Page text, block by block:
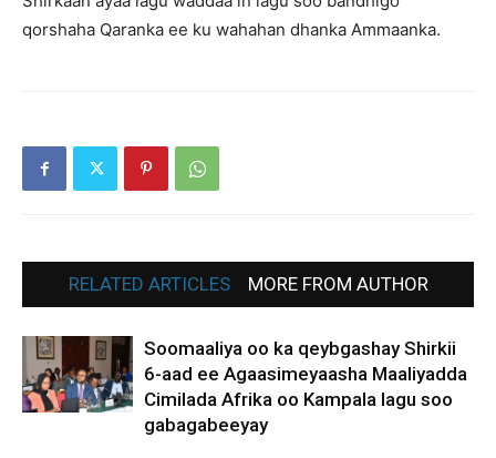
qorshaha Qaranka ee ku wahahan dhanka Ammaanka.
RELATED ARTICLES MORE FROM AUTHOR
Soomaaliya oo ka qeybgashay Shirkii
6-aad ee Agaasimeyaasha Maaliyadda
Cimilada Afrika oo Kampala lagu soo
gabagabeeyay